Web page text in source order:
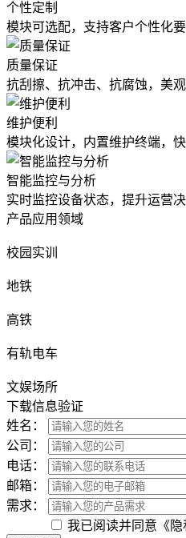
个性定制
模块可选配，支持客户个性化
质量保证
抗刮擦、抗冲击、抗腐蚀，美
维护便利
模块化设计，内置维护终端，
智能监控与分析
实时监控设备状态，提升运营
产品应用领域
校园实训
地铁
高铁
有轨电车
文娱场所
下载信息验证
姓名：
公司：
电话：
邮箱：
需求：
我已阅读并同意《隐